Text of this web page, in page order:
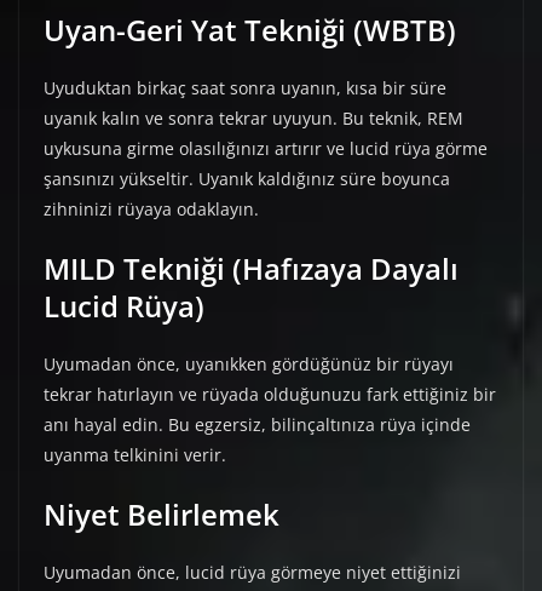
Uyan-Geri Yat Tekniği (WBTB)
Uyuduktan birkaç saat sonra uyanın, kısa bir süre
uyanık kalın ve sonra tekrar uyuyun. Bu teknik, REM
uykusuna girme olasılığınızı artırır ve lucid rüya görme
şansınızı yükseltir. Uyanık kaldığınız süre boyunca
zihninizi rüyaya odaklayın.
MILD Tekniği (Hafızaya Dayalı
Lucid Rüya)
Uyumadan önce, uyanıkken gördüğünüz bir rüyayı
tekrar hatırlayın ve rüyada olduğunuzu fark ettiğiniz bir
anı hayal edin. Bu egzersiz, bilinçaltınıza rüya içinde
uyanma telkinini verir.
Niyet Belirlemek
Uyumadan önce, lucid rüya görmeye niyet ettiğinizi